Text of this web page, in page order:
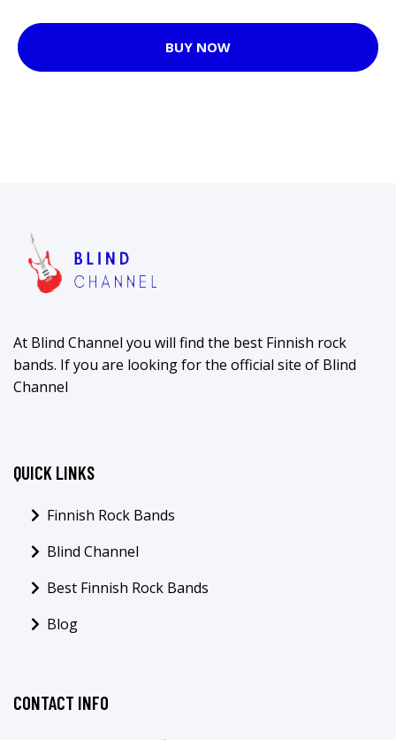
BUY NOW
At Blind Channel you will find the best Finnish rock
bands. If you are looking for the official site of Blind
Channel
QUICK LINKS
Finnish Rock Bands
Blind Channel
Best Finnish Rock Bands
Blog
CONTACT INFO